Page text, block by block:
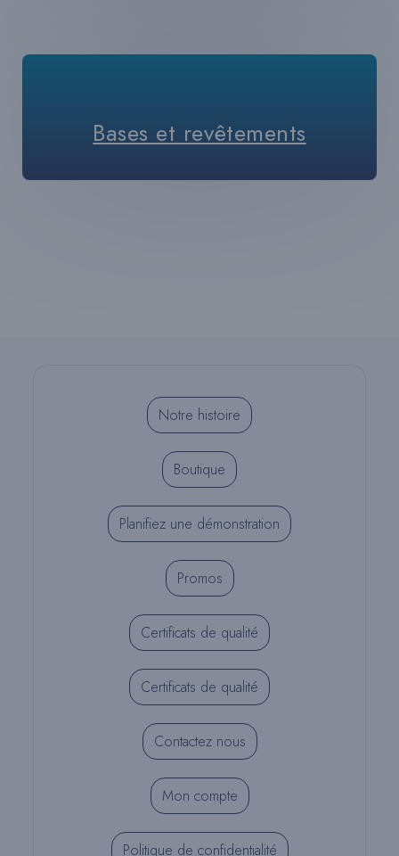
Bases et revêtements
Notre histoire
Boutique
Planifiez une démonstration
Promos
Certificats de qualité
Certificats de qualité
Contactez nous
Mon compte
Politique de confidentialité